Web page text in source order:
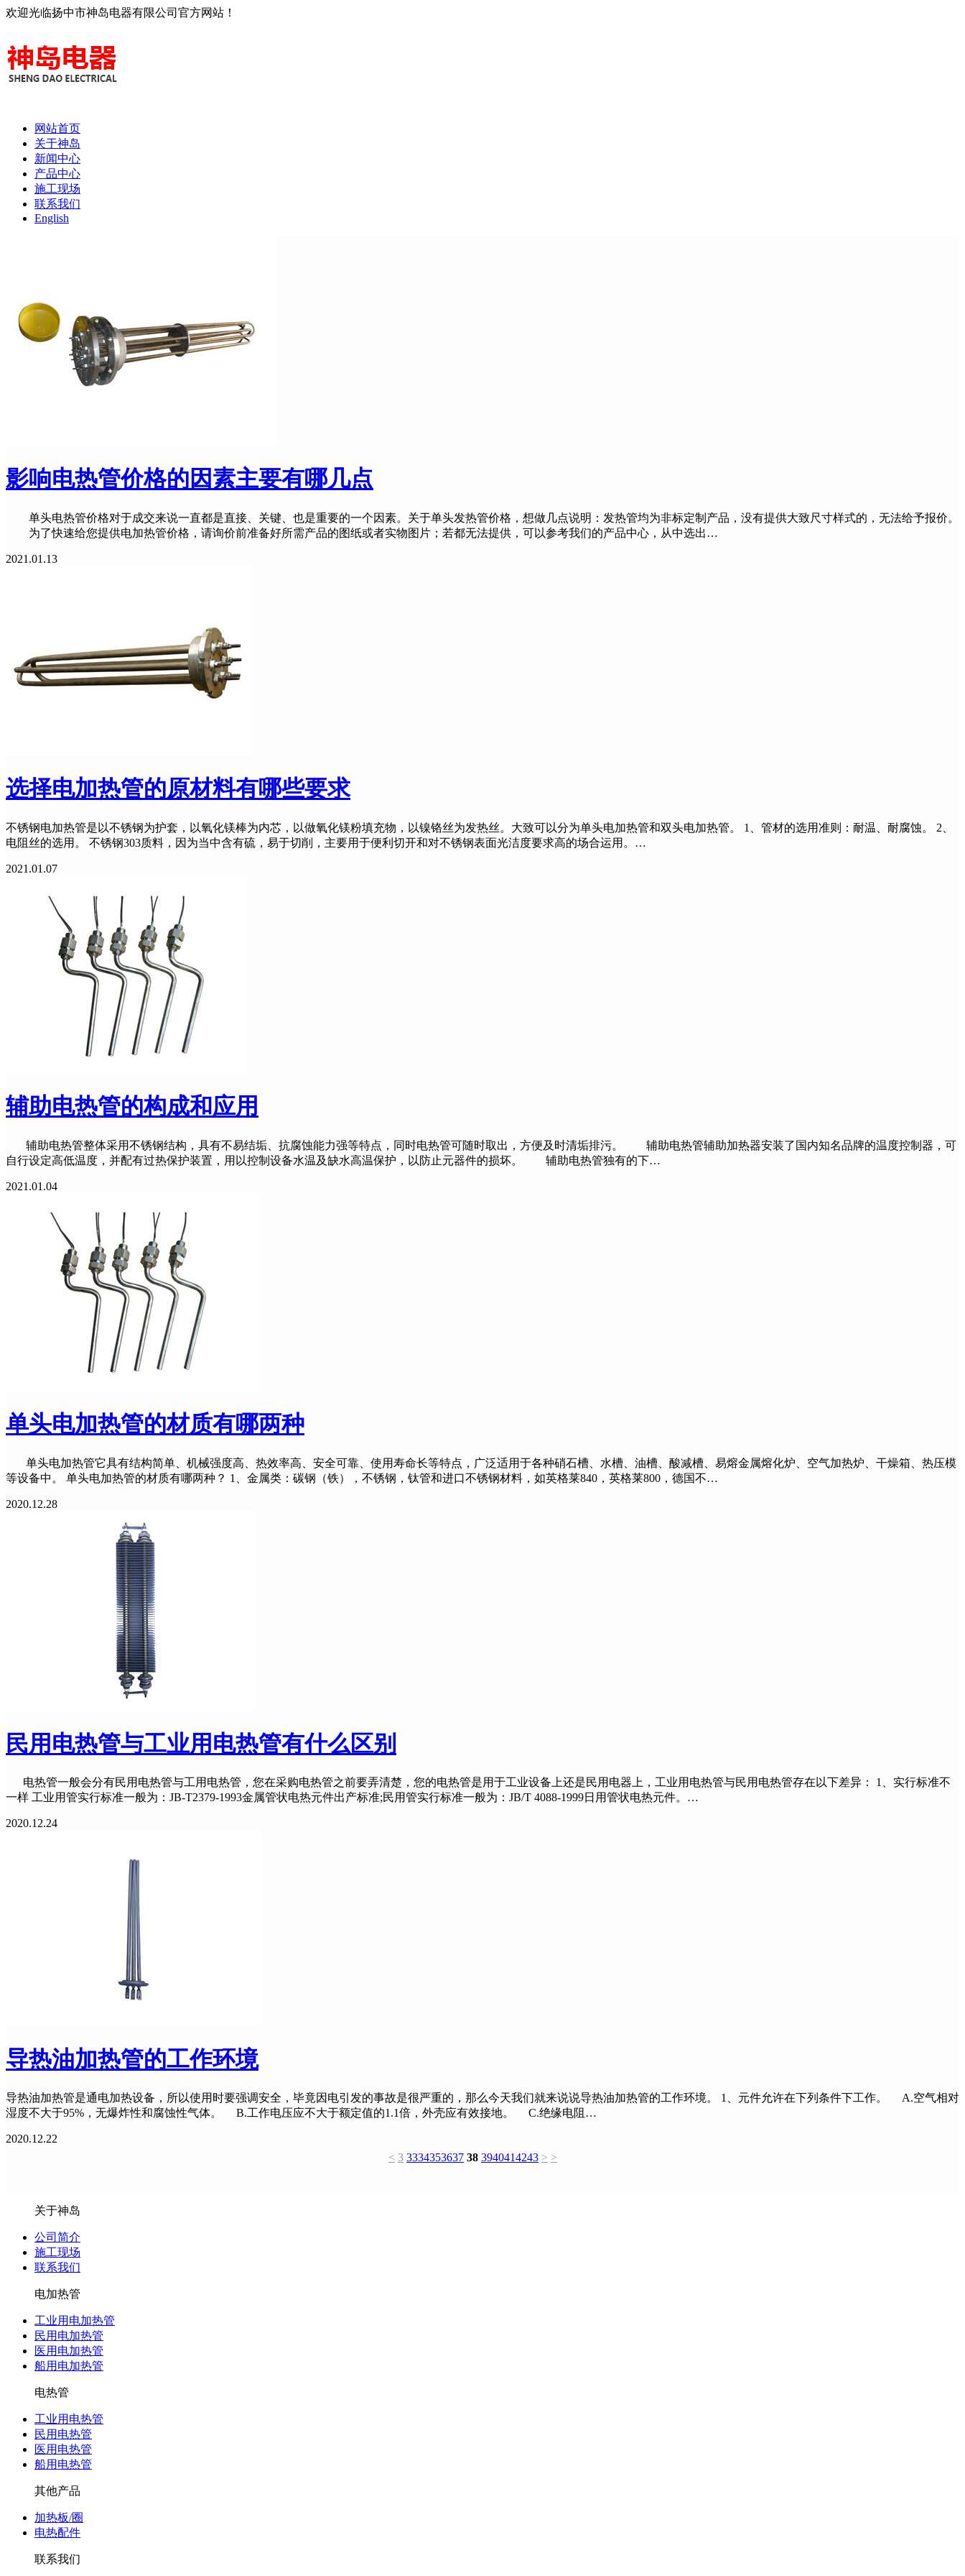
欢迎光临扬中市神岛电器有限公司官方网站！
网站首页
关于神岛
新闻中心
产品中心
施工现场
联系我们
English
影响电热管价格的因素主要有哪几点
单头电热管价格对于成交来说一直都是直接、关键、也是重要的一个因素。关于单头发热管价格，想做几点说明：发热管均为非标定制产品，没有提供大致尺寸样式的，无法给予报价。
为了快速给您提供电加热管价格，请询价前准备好所需产品的图纸或者实物图片；若都无法提供，可以参考我们的产品中心，从中选出…
2021.01.13
选择电加热管的原材料有哪些要求
不锈钢电加热管是以不锈钢为护套，以氧化镁棒为内芯，以做氧化镁粉填充物，以镍铬丝为发热丝。大致可以分为单头电加热管和双头电加热管。 1、管材的选用准则：耐温、耐腐蚀。 2、
电阻丝的选用。 不锈钢303质料，因为当中含有硫，易于切削，主要用于便利切开和对不锈钢表面光洁度要求高的场合运用。…
2021.01.07
辅助电热管的构成和应用
辅助电热管整体采用不锈钢结构，具有不易结垢、抗腐蚀能力强等特点，同时电热管可随时取出，方便及时清垢排污。 辅助电热管辅助加热器安装了国内知名品牌的温度控制器，可
自行设定高低温度，并配有过热保护装置，用以控制设备水温及缺水高温保护，以防止元器件的损坏。 辅助电热管独有的下…
2021.01.04
单头电加热管的材质有哪两种
单头电加热管它具有结构简单、机械强度高、热效率高、安全可靠、使用寿命长等特点，广泛适用于各种硝石槽、水槽、油槽、酸减槽、易熔金属熔化炉、空气加热炉、干燥箱、热压模
等设备中。 单头电加热管的材质有哪两种？ 1、金属类：碳钢（铁），不锈钢，钛管和进口不锈钢材料，如英格莱840，英格莱800，德国不…
2020.12.28
民用电热管与工业用电热管有什么区别
电热管一般会分有民用电热管与工用电热管，您在采购电热管之前要弄清楚，您的电热管是用于工业设备上还是民用电器上，工业用电热管与民用电热管存在以下差异： 1、实行标准不
一样 工业用管实行标准一般为：JB-T2379-1993金属管状电热元件出产标准;民用管实行标准一般为：JB/T 4088-1999日用管状电热元件。…
2020.12.24
导热油加热管的工作环境
导热油加热管是通电加热设备，所以使用时要强调安全，毕竟因电引发的事故是很严重的，那么今天我们就来说说导热油加热管的工作环境。 1、元件允许在下列条件下工作。 A.空气相对
湿度不大于95%，无爆炸性和腐蚀性气体。 B.工作电压应不大于额定值的1.1倍，外壳应有效接地。 C.绝缘电阻…
2020.12.22
< 3 3334353637 38 3940414243 > >
关于神岛
公司简介
施工现场
联系我们
电加热管
工业用电加热管
民用电加热管
医用电加热管
船用电加热管
电热管
工业用电热管
民用电热管
医用电热管
船用电热管
其他产品
加热板/圈
电热配件
联系我们